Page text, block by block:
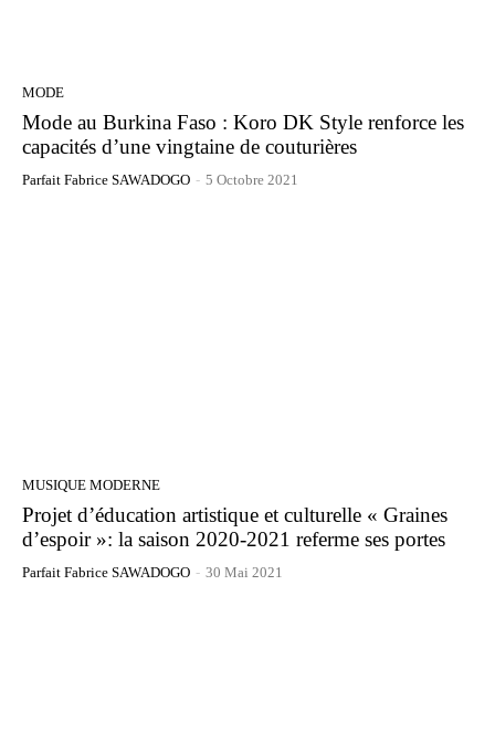
MODE
Mode au Burkina Faso : Koro DK Style renforce les
capacités d’une vingtaine de couturières
Parfait Fabrice SAWADOGO - 5 Octobre 2021
MUSIQUE MODERNE
Projet d’éducation artistique et culturelle « Graines
d’espoir »: la saison 2020-2021 referme ses portes
Parfait Fabrice SAWADOGO - 30 Mai 2021